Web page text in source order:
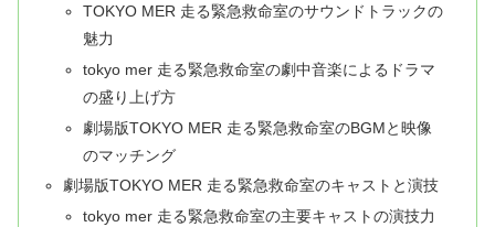
TOKYO MER 走る緊急救命室のサウンドトラックの
魅力
tokyo mer 走る緊急救命室の劇中音楽によるドラマ
の盛り上げ方
劇場版TOKYO MER 走る緊急救命室のBGMと映像
のマッチング
劇場版TOKYO MER 走る緊急救命室のキャストと演技
tokyo mer 走る緊急救命室の主要キャストの演技力